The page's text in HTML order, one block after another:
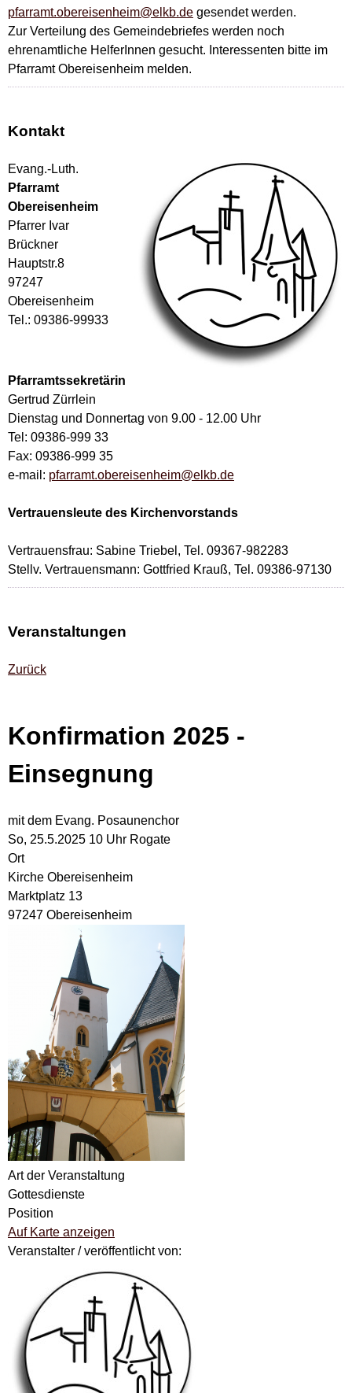
pfarramt.obereisenheim@elkb.de gesendet werden.
Zur Verteilung des Gemeindebriefes werden noch
ehrenamtliche HelferInnen gesucht. Interessenten bitte im
Pfarramt Obereisenheim melden.
Kontakt
Evang.-Luth.
Pfarramt
Obereisenheim
Pfarrer Ivar
Brückner
Hauptstr.8
97247
Obereisenheim
Tel.: 09386-99933
Pfarramtssekretärin
Gertrud Zürrlein
Dienstag und Donnertag von 9.00 - 12.00 Uhr
Tel: 09386-999 33
Fax: 09386-999 35
e-mail: pfarramt.obereisenheim@elkb.de
Vertrauensleute des Kirchenvorstands
Vertrauensfrau: Sabine Triebel, Tel. 09367-982283
Stellv. Vertrauensmann: Gottfried Krauß, Tel. 09386-97130
Veranstaltungen
Zurück
Konfirmation 2025 -
Einsegnung
mit dem Evang. Posaunenchor
So, 25.5.2025 10 Uhr Rogate
Ort
Kirche Obereisenheim
Marktplatz 13
97247 Obereisenheim
Art der Veranstaltung
Gottesdienste
Position
Auf Karte anzeigen
Veranstalter / veröffentlicht von: